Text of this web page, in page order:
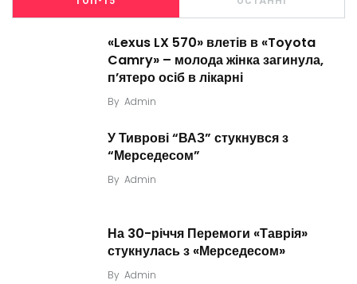
«Lexus LX 570» влетів в «Toyota
Camry» – молода жінка загинула,
п’ятеро осіб в лікарні
By Admin
У Тиврові “ВАЗ” стукнувся з
“Мерседесом”
By Admin
На 30-річчя Перемоги «Таврія»
стукнулась з «Мерседесом»
By Admin